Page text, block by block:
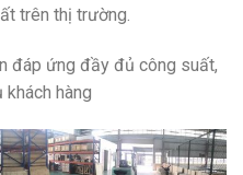
trên thị trường.
đáp ứng đầy đủ công suất,
hàng